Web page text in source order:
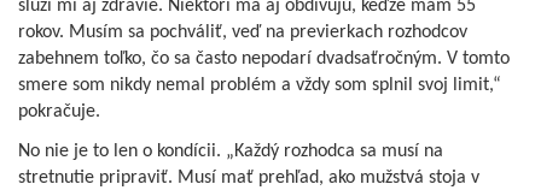
slúži mi aj zdravie. Niektorí ma aj obdivujú, keďže mám 55
rokov. Musím sa pochváliť, veď na previerkach rozhodcov
zabehnem toľko, čo sa často nepodarí dvadsaťročným. V tomto
smere som nikdy nemal problém a vždy som splnil svoj limit,“
pokračuje.
No nie je to len o kondícii. „Každý rozhodca sa musí na
stretnutie pripraviť. Musí mať prehľad, ako mužstvá stoja v